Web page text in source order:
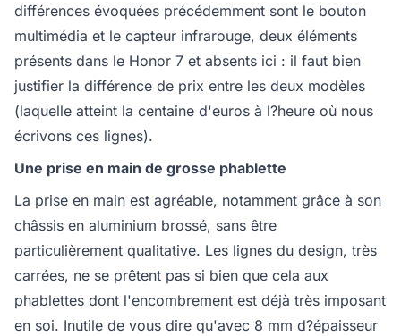
différences évoquées précédemment sont le bouton
multimédia et le capteur infrarouge, deux éléments
présents dans le Honor 7 et absents ici : il faut bien
justifier la différence de prix entre les deux modèles
(laquelle atteint la centaine d'euros à l?heure où nous
écrivons ces lignes).
Une prise en main de grosse phablette
La prise en main est agréable, notamment grâce à son
châssis en aluminium brossé, sans être
particulièrement qualitative. Les lignes du design, très
carrées, ne se prêtent pas si bien que cela aux
phablettes dont l'encombrement est déjà très imposant
en soi. Inutile de vous dire qu'avec 8 mm d?épaisseur